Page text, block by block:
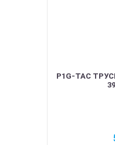
P1G-TAC